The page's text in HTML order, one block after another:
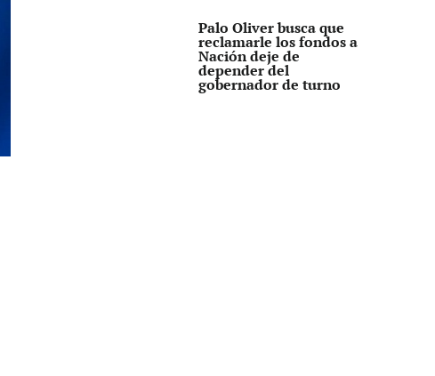
Palo Oliver busca que
reclamarle los fondos a
Nación deje de
depender del
gobernador de turno